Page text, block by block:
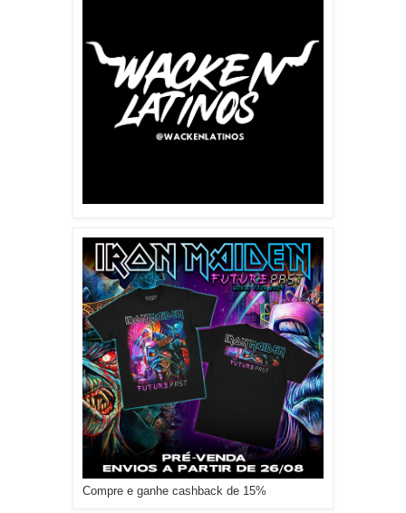
Compre e ganhe cashback de 15%